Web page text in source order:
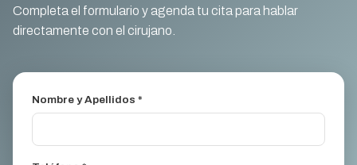
Completa el formulario y agenda tu cita para hablar
directamente con el cirujano.
Nombre y Apellidos *